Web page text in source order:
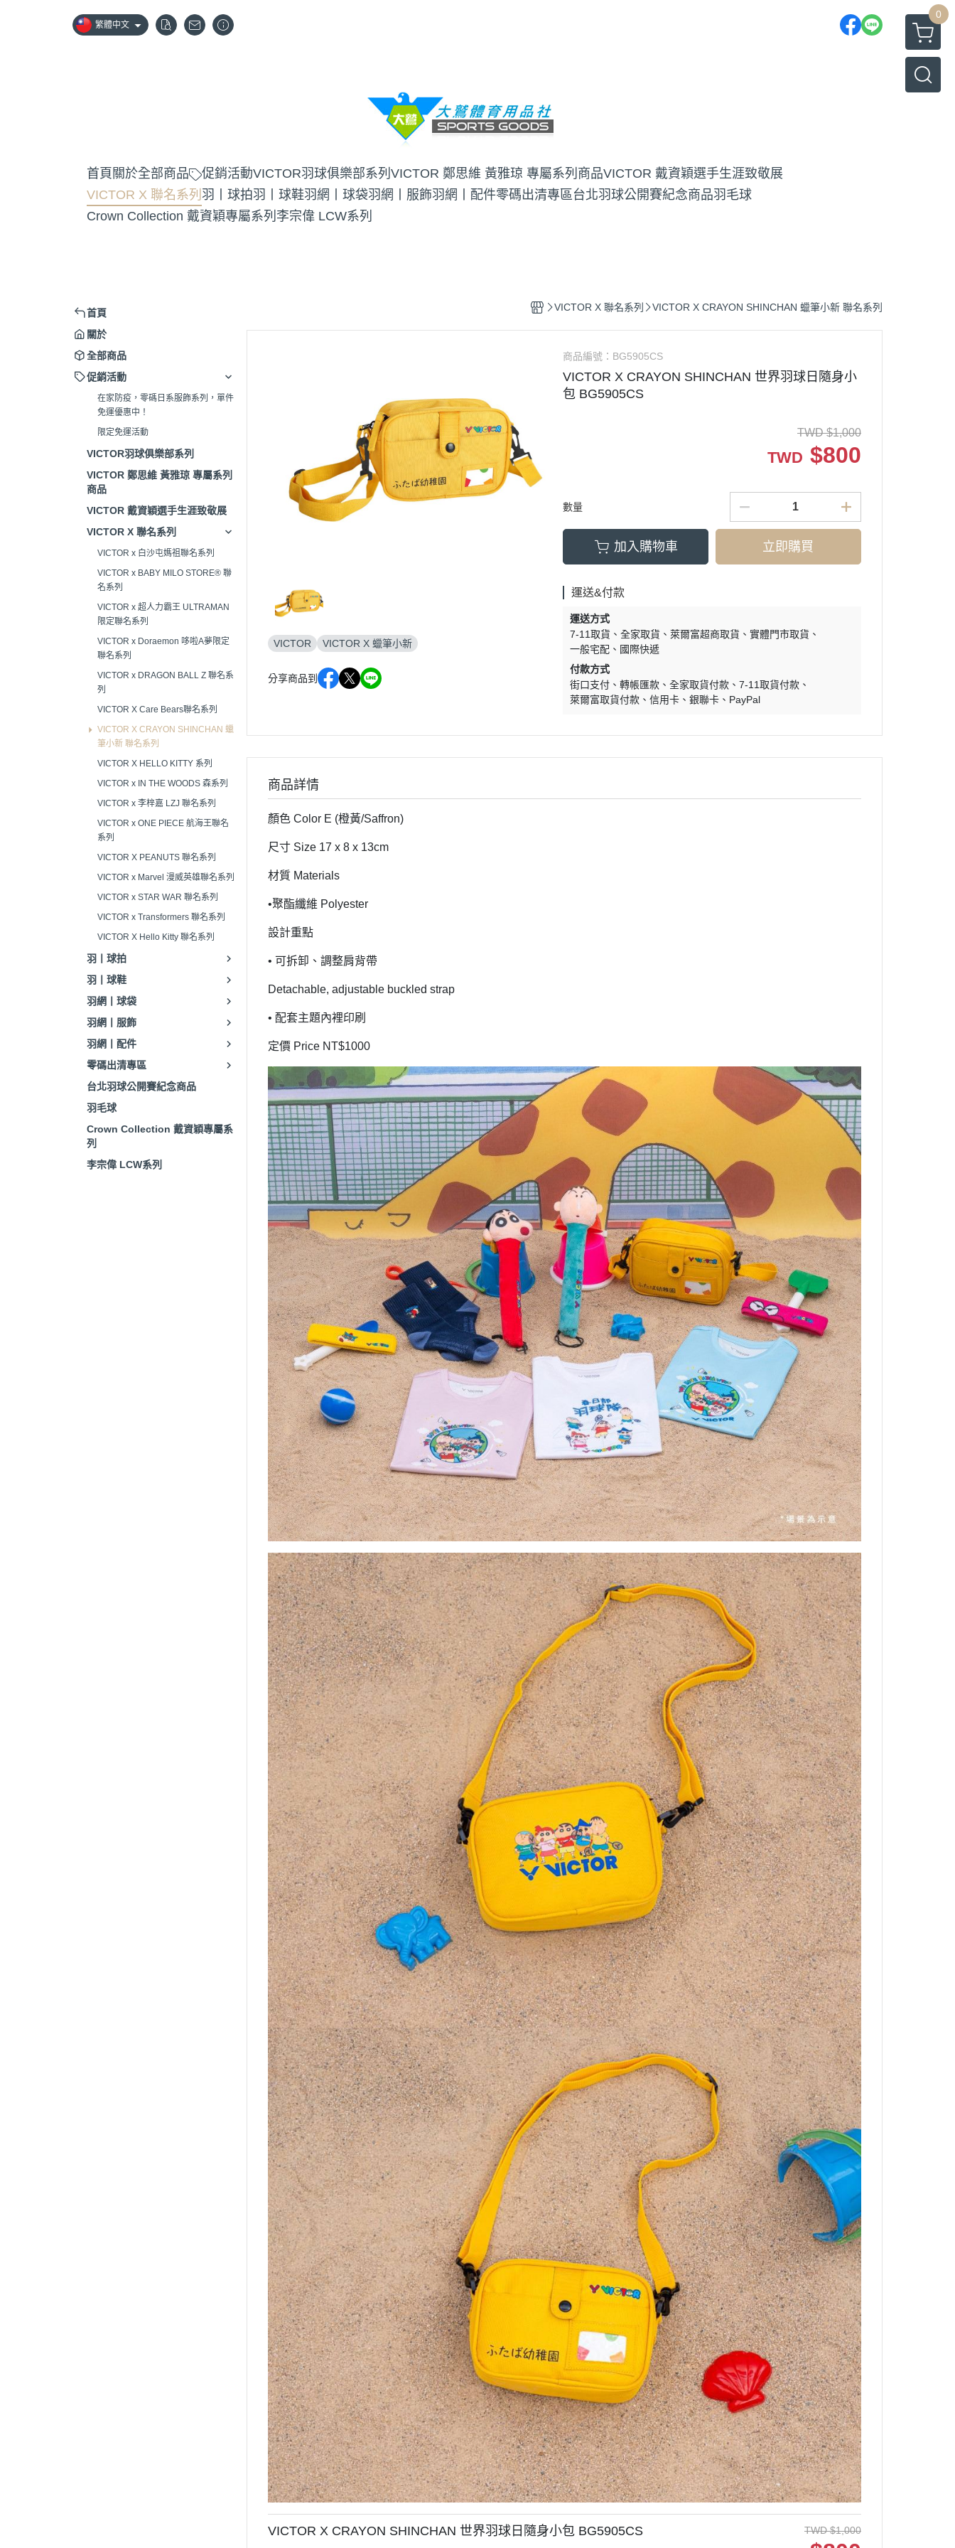
繁體中文
0
首頁 關於全部商品 促銷活動VICTOR羽球俱樂部系列 VICTOR 鄭思維 黃雅琼 專屬系列商品VICTOR 戴資穎選手生涯致敬展
VICTOR X 聯名系列 羽丨球拍羽丨球鞋羽網丨球袋羽網丨服飾羽網丨配件零碼出清專區台北羽球公開賽紀念商品羽毛球
Crown Collection 戴資穎專屬系列 李宗偉 LCW系列
首頁
關於
全部商品
促銷活動
在家防疫，零碼日系服飾系列，單件
免運優惠中！
限定免運活動
VICTOR羽球俱樂部系列
VICTOR 鄭思維 黃雅琼 專屬系列
商品
VICTOR 戴資穎選手生涯致敬展
VICTOR X 聯名系列
VICTOR x 白沙屯媽祖聯名系列
VICTOR x BABY MILO STORE® 聯
名系列
VICTOR x 超人力霸王 ULTRAMAN
限定聯名系列
VICTOR x Doraemon 哆啦A夢限定
聯名系列
VICTOR x DRAGON BALL Z 聯名系
列
VICTOR X Care Bears聯名系列
VICTOR X CRAYON SHINCHAN 蠟
筆小新 聯名系列
VICTOR X HELLO KITTY 系列
VICTOR x IN THE WOODS 森系列
VICTOR x 李梓嘉 LZJ 聯名系列
VICTOR x ONE PIECE 航海王聯名
系列
VICTOR X PEANUTS 聯名系列
VICTOR x Marvel 漫威英雄聯名系列
VICTOR x STAR WAR 聯名系列
VICTOR x Transformers 聯名系列
VICTOR X Hello Kitty 聯名系列
羽丨球拍
羽丨球鞋
羽網丨球袋
羽網丨服飾
羽網丨配件
零碼出清專區
台北羽球公開賽紀念商品
羽毛球
Crown Collection 戴資穎專屬系
列
李宗偉 LCW系列
VICTOR X 聯名系列 VICTOR X CRAYON SHINCHAN 蠟筆小新 聯名系列
VICTOR VICTOR X 蠟筆小新
分享商品到
商品編號： BG5905CS
VICTOR X CRAYON SHINCHAN 世界羽球日隨身小
包 BG5905CS
TWD $1,000
TWD $800
數量
加入購物車 立即購買
運送&付款
運送方式
7-11取貨
全家取貨 萊爾富超商取貨
實體門市取貨
一般宅配
國際快遞
付款方式
街口支付
轉帳匯款 全家取貨付款
7-11取貨付款
萊爾富取貨付款
信用卡 銀聯卡 PayPal
商品詳情
顏色 Color E (橙黃/Saffron)
尺寸 Size 17 x 8 x 13cm
材質 Materials
•聚酯纖維 Polyester
設計重點
• 可拆卸、調整肩背帶
Detachable, adjustable buckled strap
• 配套主題內裡印刷
定價 Price NT$1000
VICTOR X CRAYON SHINCHAN 世界羽球日隨身小包 BG5905CS TWD $1,000